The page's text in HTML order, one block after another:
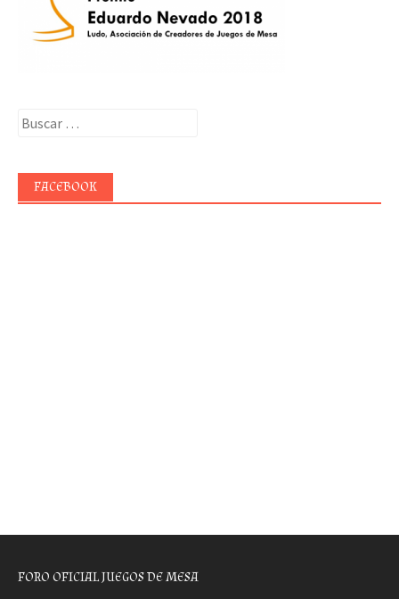
Buscar:
FACEBOOK
FORO OFICIAL JUEGOS DE MESA